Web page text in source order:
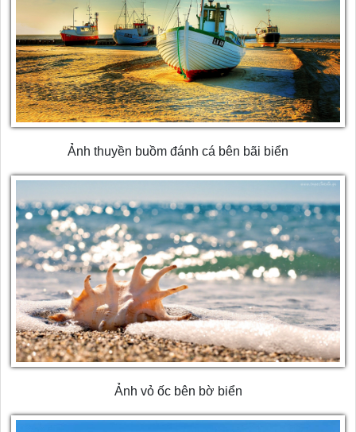
Ảnh thuyền buồm đánh cá bên bãi biển
Ảnh vỏ ốc bên bờ biển